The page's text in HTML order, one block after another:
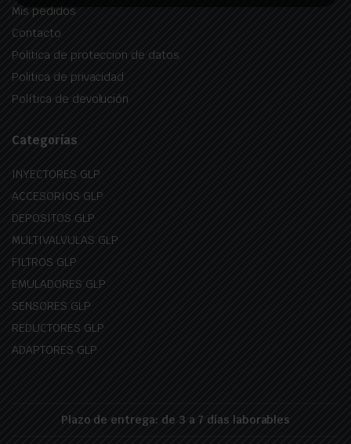
Mis pedidos
Contacto
Politica de proteccion de datos
Politica de privacidad
Política de devolución
Categorías
INYECTORES GLP
ACCESORIOS GLP
DEPOSITOS GLP
MULTIVALVULAS GLP
FILTROS GLP
EMULADORES GLP
SENSORES GLP
REDUCTORES GLP
ADAPTORES GLP
Plazo de entrega: de 3 a 7 días laborables